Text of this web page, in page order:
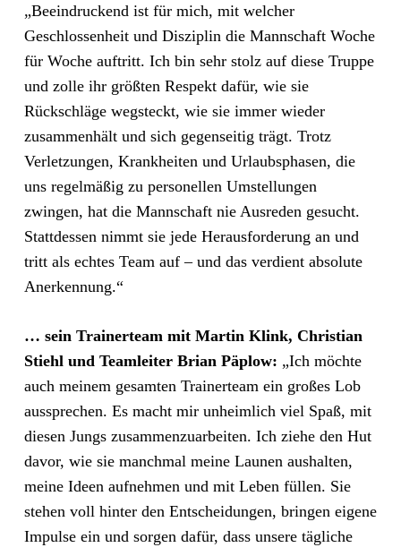
„Beeindruckend ist für mich, mit welcher
Geschlossenheit und Disziplin die Mannschaft Woche
für Woche auftritt. Ich bin sehr stolz auf diese Truppe
und zolle ihr größten Respekt dafür, wie sie
Rückschläge wegsteckt, wie sie immer wieder
zusammenhält und sich gegenseitig trägt. Trotz
Verletzungen, Krankheiten und Urlaubsphasen, die
uns regelmäßig zu personellen Umstellungen
zwingen, hat die Mannschaft nie Ausreden gesucht.
Stattdessen nimmt sie jede Herausforderung an und
tritt als echtes Team auf – und das verdient absolute
Anerkennung.“
… sein Trainerteam mit Martin Klink, Christian
Stiehl und Teamleiter Brian Päplow: „Ich möchte
auch meinem gesamten Trainerteam ein großes Lob
aussprechen. Es macht mir unheimlich viel Spaß, mit
diesen Jungs zusammenzuarbeiten. Ich ziehe den Hut
davor, wie sie manchmal meine Launen aushalten,
meine Ideen aufnehmen und mit Leben füllen. Sie
stehen voll hinter den Entscheidungen, bringen eigene
Impulse ein und sorgen dafür, dass unsere tägliche